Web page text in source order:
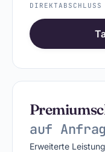
DIREKTABSCHLUSS
auf
Erweiterte